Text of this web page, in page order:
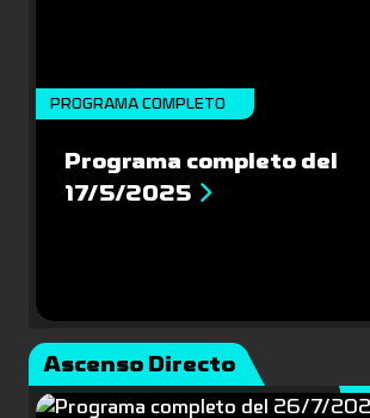
PROGRAMA COMPLETO
Programa completo del
17/5/2025
Ascenso Directo